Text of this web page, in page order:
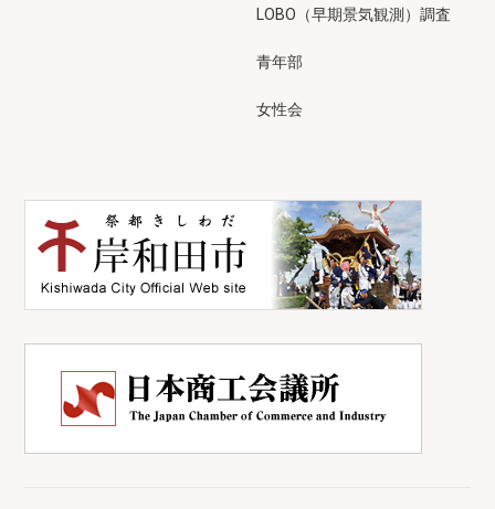
LOBO（早期景気観測）調査
青年部
女性会